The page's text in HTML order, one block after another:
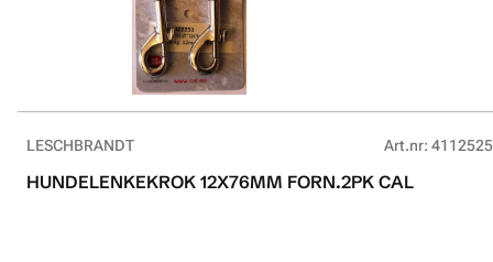
LESCHBRANDT Art.nr:
HUNDELENKEKROK 12X76MM FORN.2PK CAL